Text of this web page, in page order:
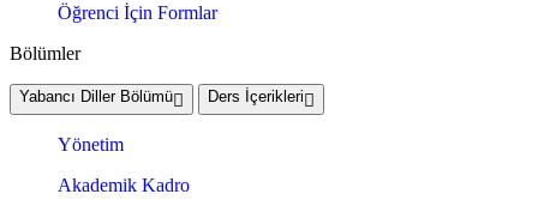
Öğrenci İçin Formlar
Bölümler
Yabancı Diller Bölümü Ders İçerikleri
Yönetim
Akademik Kadro